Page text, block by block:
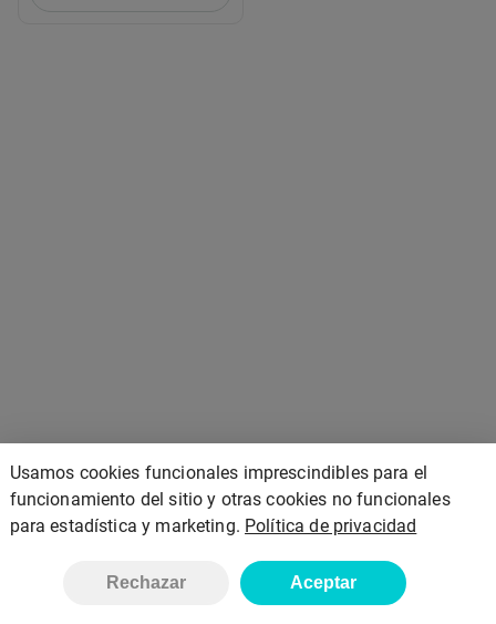
Usamos cookies funcionales imprescindibles para el
funcionamiento del sitio y otras cookies no funcionales
para estadística y marketing. Política de privacidad
Rechazar Aceptar